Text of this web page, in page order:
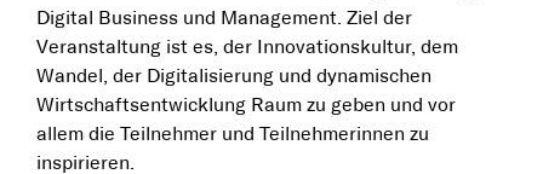
Digital Business und Management. Ziel der
Veranstaltung ist es, der Innovationskultur, dem
Wandel, der Digitalisierung und dynamischen
Wirtschaftsentwicklung Raum zu geben und vor
allem die Teilnehmer und Teilnehmerinnen zu
inspirieren.